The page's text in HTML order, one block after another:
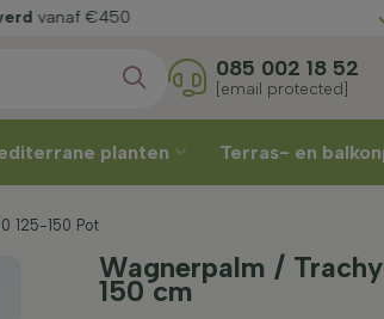
085 002 18 52
[email protected]
planten Terras- en
125-150 Pot
Wagnerpalm /
150 cm